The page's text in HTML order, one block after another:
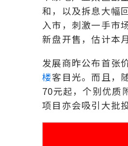
和，以及拆息大幅
入市，刺激一手市
新盘开售，估计本
发展商昨公布首张
楼客目光。而且，
70元起，个别优质
项目亦会吸引大批